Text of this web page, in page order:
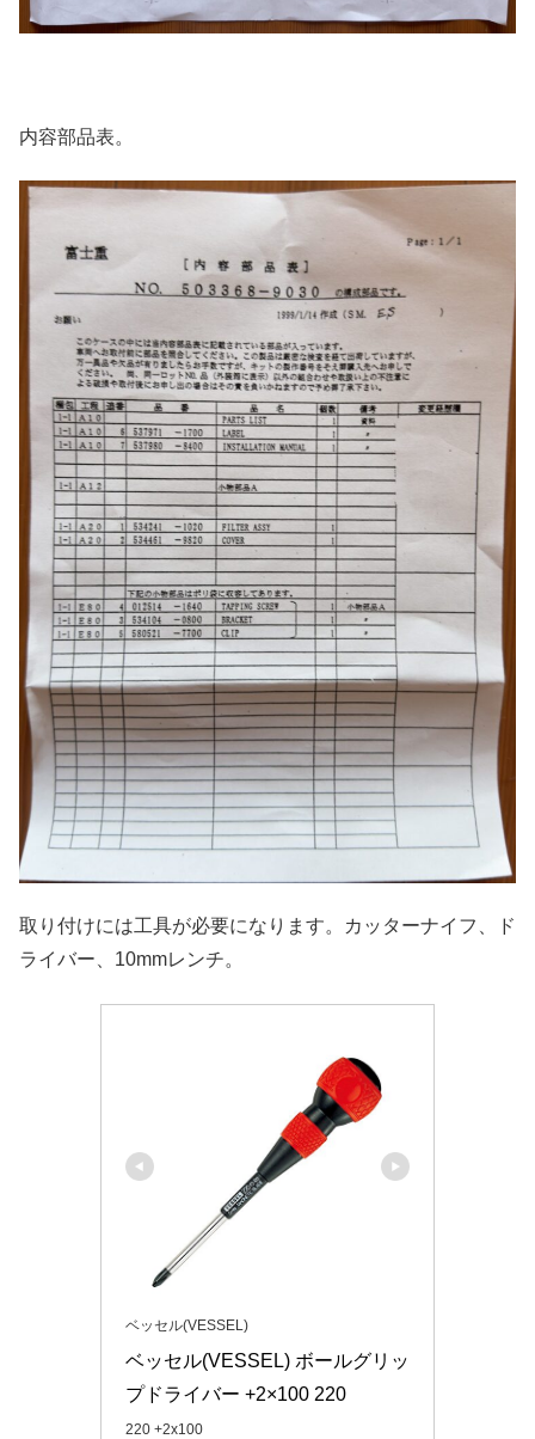
内容部品表。
取り付けには工具が必要になります。カッターナイフ、ド
ライバー、10mmレンチ。
ベッセル(VESSEL)
ベッセル(VESSEL) ボールグリッ
プドライバー +2×100 220
220 +2x100